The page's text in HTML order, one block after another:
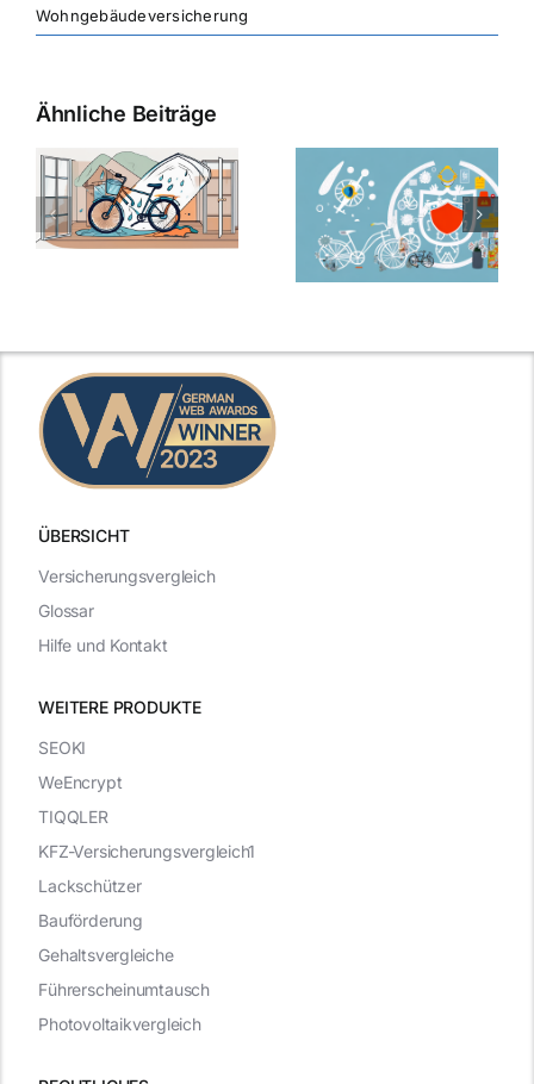
Wohngebäudeversicherung
Ähnliche Beiträge
ÜBERSICHT
WEITERE PRODUKTE
Versicherungsvergleich
Glossar
Hilfe und Kontakt
SEOKI
WeEncrypt
TIQQLER
KFZ-Versicherungsvergleich1
Lackschützer
Bauförderung
Gehaltsvergleiche
Führerscheinumtausch
Photovoltaikvergleich